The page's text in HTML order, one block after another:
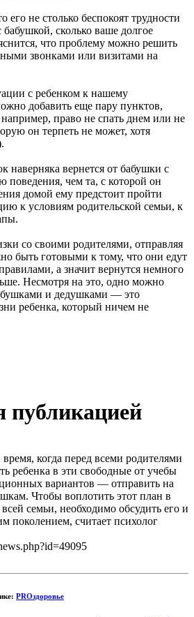
его не столько беспокоят трудности
сколько ваше долгое
что проблему можно решить
звонками или визитами на
с ребенком к нашему
добавить еще пару пунктов,
право не спать днем или не
он терпеть не может, хотя
наверняка вернется от бабушки с
поведения, чем та, с которой он
домой ему предстоит пройти
к условиям родительской семьи, к
со своими родителями, отправляя
быть готовыми к тому, что они едут
а значит вернутся немного
Несмотря на это, одно можно
и дедушками — это
ребенка, который ничем не
публикацией
когда перед всеми родителями
ребенка в эти свободные от учебы
вариантов — отправить на
Чтобы воплотить этот план в
семьи, необходимо обсудить его и
поколением, считает психолог
PROздоровье